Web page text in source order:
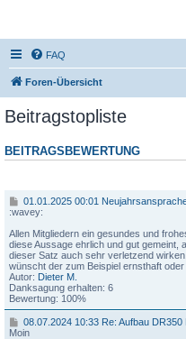
FAQ
Foren-Übersicht
Beitragstopliste
BEITRAGSBEWERTUNG
0
1
0
1
.
2
0
2
5
0
0
:
01.01.2025 00:01
:wavey:
Allen Mitgliedern ein gesundes und
diese Aussage ehrlich und gut gemeint,
dieser Satz auch sehr verletzend
wünscht der zum Beispiel ernsthaft oder
Autor: Dieter M.
Danksagung erhalten: 6
Bewertung: 100%
0
8
08.07.2024 10:33 Re: Aufbau DR350
Moin